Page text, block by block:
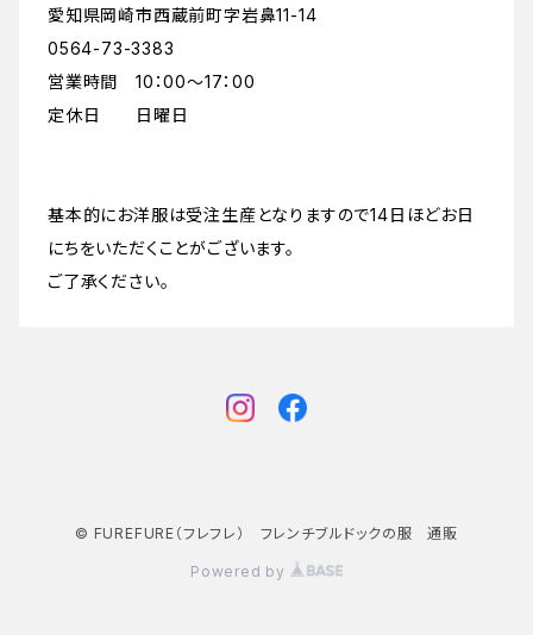
愛知県岡崎市西蔵前町字岩鼻11-14
0564-73-3383
営業時間 10：00～17：00
定休日 日曜日
基本的にお洋服は受注生産となりますので14日ほどお日
にちをいただくことがございます。
ご了承ください。
© FUREFURE（フレフレ） フレンチブルドックの服 通販
Powered by